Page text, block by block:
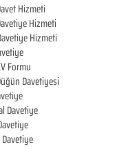
Hizmeti
Hizmeti
Hizmeti
Formu
Davetiyesi
Davetiye